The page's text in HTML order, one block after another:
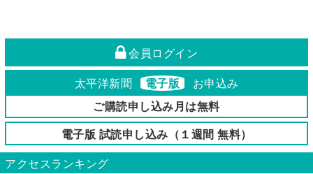
会員ログイン
太平洋新聞 電子版
お申込み
ご購読申し込み月は無料
電子版 試読申し込み（１週間 無料）
アクセスランキング